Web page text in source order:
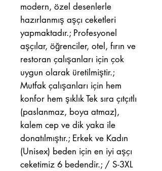
modern, özel desenlerle
hazırlanmış aşçı ceketleri
yapmaktadır.; Profesyonel
aşçılar, öğrenciler, otel, fırın ve
restoran çalışanları için çok
uygun olarak üretilmiştir.;
Mutfak çalışanları için hem
konfor hem şıklık Tek sıra çıtçıtlı
(paslanmaz, boya atmaz),
kalem cep ve dik yaka ile
donatılmıştır.; Erkek ve Kadın
(Unisex) beden için en iyi aşçı
ceketimiz 6 bedendir.; / S-3XL